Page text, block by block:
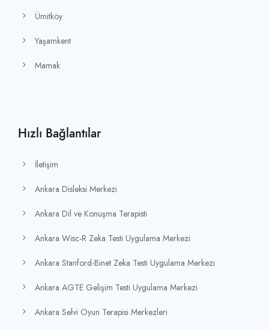
Ümitköy
Yaşamkent
Mamak
Hızlı Bağlantılar
İletişim
Ankara Disleksi Merkezi
Ankara Dil ve Konuşma Terapisti
Ankara Wisc-R Zeka Testi Uygulama Merkezi
Ankara Stanford-Binet Zeka Testi Uygulama Merkezi
Ankara AGTE Gelişim Testi Uygulama Merkezi
Ankara Selvi Oyun Terapisi Merkezleri